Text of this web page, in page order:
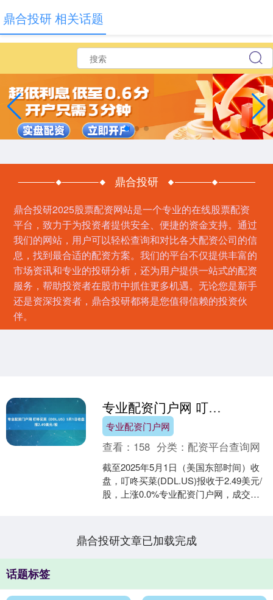
鼎合投研
鼎合投研2025股票配资网站是一个专业的在线股票配资
平台，致力于为投资者提供安全、便捷的资金支持。通过
我们的网站，用户可以轻松查询和对比各大配资公司的信
息，找到最合适的配资方案。我们的平台不仅提供丰富的
市场资讯和专业的投研分析，还为用户提供一站式的配资
服务，帮助投资者在股市中抓住更多机遇。无论您是新手
还是资深投资者，鼎合投研都将是您值得信赖的投资伙
伴。
鼎合投研 相关话题
专业配资门户网 叮咚买菜（DDL.US）5月1日收盘报2.49美元/股
专业配资门户网
查看： 158 分类：配资平台查询网
截至2025年5月1日（美国东部时间）收
盘，叮咚买菜(DDL.US)报收于2.49美元/
股，上涨0.0%专业配资门户网，成交量
鼎合投研文章已加载完成
话题标签